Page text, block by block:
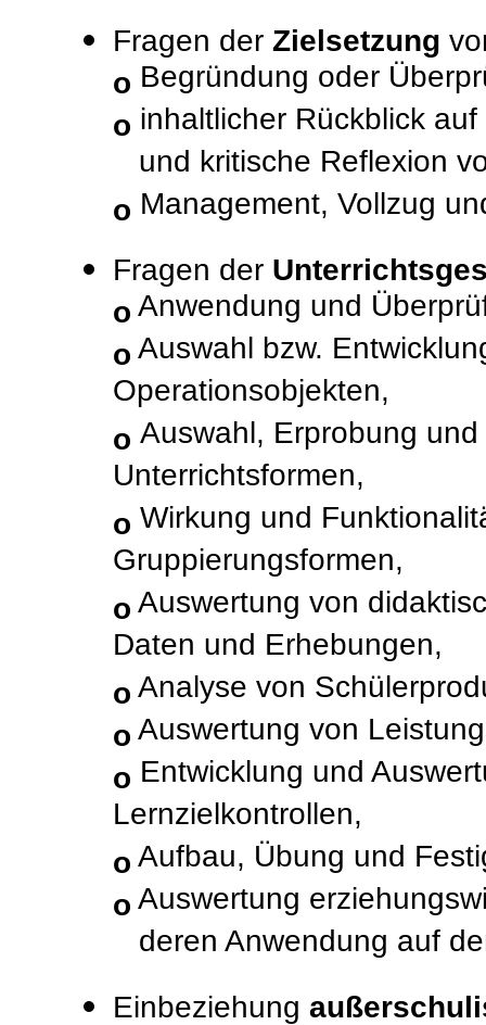
Fragen der Zielsetzung
o Begründung oder
o inhaltlicher Rückblick
und kritische Reflexion
o Management, Vollzug
Fragen der
o Anwendung und
o Auswahl bzw.
Operationsobjekten,
o Auswahl, Erprobung
Unterrichtsformen,
o Wirkung und
Gruppierungsformen,
o Auswertung von
Daten und Erhebungen,
o Analyse von
o Auswertung von
o Entwicklung und
Lernzielkontrollen,
o Aufbau, Übung und
o Auswertung
deren Anwendung auf
Einbeziehung